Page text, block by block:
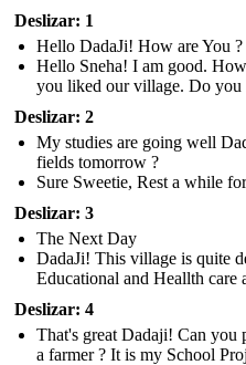
Deslizar: 1
Hello DadaJi! How are You
Hello Sneha! I am good.
you liked our village. Do
Deslizar: 2
My studies are going well
fields tomorrow ?
Sure Sweetie, Rest a while
Deslizar: 3
The Next Day
DadaJi! This village is quite
Educational and Heallth care
Deslizar: 4
That's great Dadaji! Can you
a farmer ? It is my School